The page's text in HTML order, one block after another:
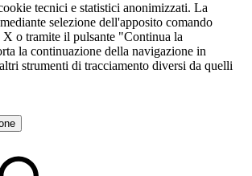
tecnici e statistici anonimizzati. La
selezione dell'apposito comando
o tramite il pulsante "Continua la
la continuazione della navigazione in
strumenti di tracciamento diversi da quelli